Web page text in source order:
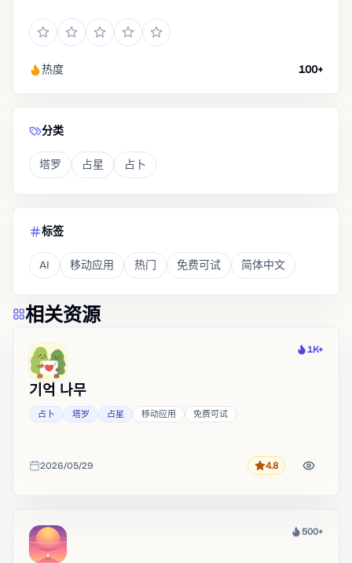
热度 100+
分类
塔罗 占星 占卜
标签
AI 移动应用 热门 免费可试 简体中文
相关资源
热度
1K+
기억 나무
占卜 塔罗 占星 移动应用 免费可试
收录时间
2026/05/29 评分4.8
热度
500+